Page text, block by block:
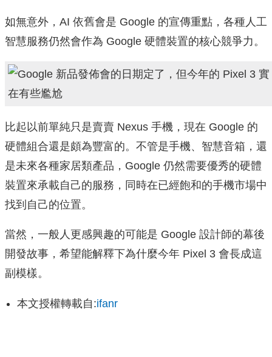
如無意外，AI 依舊會是 Google 的宣傳重點，各種人工
智慧服務仍然會作為 Google 硬體裝置的核心競爭力。
比起以前單純只是賣賣 Nexus 手機，現在 Google 的
硬體組合還是頗為豐富的。不管是手機、智慧音箱，還
是未來各種家居類產品，Google 仍然需要優秀的硬體
裝置來承載自己的服務，同時在已經飽和的手機市場中
找到自己的位置。
當然，一般人更感興趣的可能是 Google 設計師的幕後
開發故事，希望能解釋下為什麼今年 Pixel 3 會長成這
副模樣。
本文授權轉載自:ifanr